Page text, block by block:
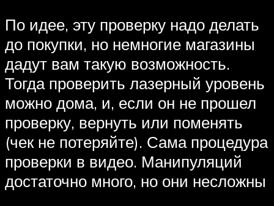
По идее, эту проверку надо делать
до покупки, но немногие магазины
дадут вам такую возможность.
Тогда проверить лазерный уровень
можно дома, и, если он не прошел
проверку, вернуть или поменять
(чек не потеряйте). Сама процедура
проверки в видео. Манипуляций
достаточно много, но они несложны